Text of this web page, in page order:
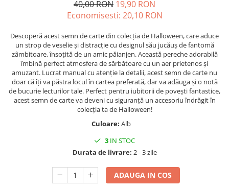
40,00 RON 19,90 RON
Economisesti: 20,10 RON
Descoperă acest semn de carte din colecția de Halloween, care aduce
un strop de veselie și distracție cu designul său jucăuș de fantomă
zâmbitoare, însoțită de un amic păianjen. Această pereche adorabilă
îmbină perfect atmosfera de sărbătoare cu un aer prietenos și
amuzant. Lucrat manual cu atenție la detalii, acest semn de carte nu
doar că îți va păstra locul în cartea preferată, dar va adăuga și o notă
de bucurie lecturilor tale. Perfect pentru iubitorii de povești fantastice,
acest semn de carte va deveni cu siguranță un accesoriu îndrăgit în
colecția ta de Halloween!
Culoare: Alb
3 IN STOC
Durata de livrare: 2 - 3 zile
ADAUGA IN COS